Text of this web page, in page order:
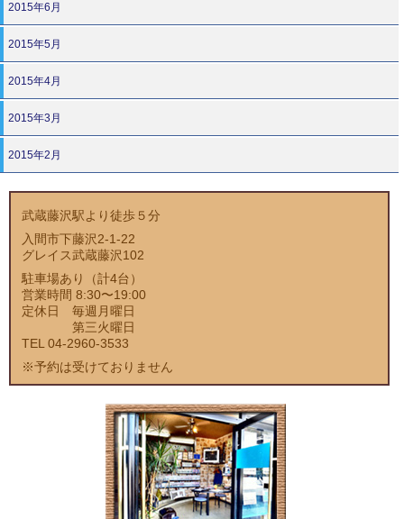
2015年6月
2015年5月
2015年4月
2015年3月
2015年2月
武蔵藤沢駅より徒歩５分
入間市下藤沢2-1-22
グレイス武蔵藤沢102
駐車場あり（計4台）
営業時間 8:30〜19:00
定休日 毎週月曜日
第三火曜日
TEL 04-2960-3533
※予約は受けておりません